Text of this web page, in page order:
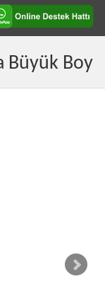
Büyük Boy